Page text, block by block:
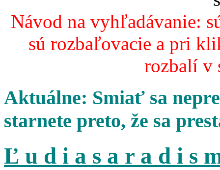
Návod na vyhľadávanie:
sú rozbaľovacie a pri
rozbalí v
Aktuálne: Smiať sa
starnete preto, že sa
Ľ u d i a s a r a d i s